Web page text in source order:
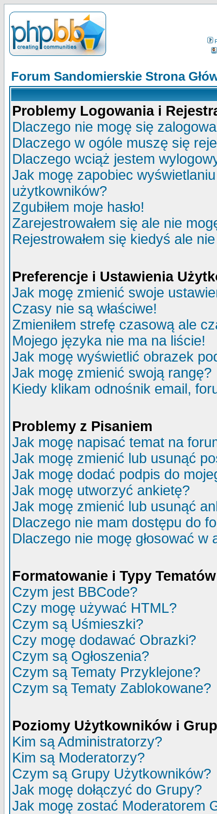
Forum Sandomierskie Strona
Problemy Logowania i
Dlaczego nie mogę się
Dlaczego w ogóle muszę się
Dlaczego wciąż jestem
Jak mogę zapobiec
użytkowników?
Zgubiłem moje hasło!
Zarejestrowałem się ale nie
Rejestrowałem się kiedyś ale
Preferencje i Ustawienia
Jak mogę zmienić swoje
Czasy nie są właściwe!
Zmieniłem strefę czasową ale
Mojego języka nie ma na liście!
Jak mogę wyświetlić obrazek
Jak mogę zmienić swoją rangę?
Kiedy klikam odnośnik email,
Problemy z Pisaniem
Jak mogę napisać temat na
Jak mogę zmienić lub usunąć
Jak mogę dodać podpis do
Jak mogę utworzyć ankietę?
Jak mogę zmienić lub usunąć
Dlaczego nie mam dostępu do
Dlaczego nie mogę głosować w
Formatowanie i Typy Tematów
Czym jest BBCode?
Czy mogę używać HTML?
Czym są Uśmieszki?
Czy mogę dodawać Obrazki?
Czym są Ogłoszenia?
Czym są Tematy Przyklejone?
Czym są Tematy Zablokowane?
Poziomy Użytkowników i
Kim są Administratorzy?
Kim są Moderatorzy?
Czym są Grupy Użytkowników?
Jak mogę dołączyć do Grupy?
Jak mogę zostać Moderatorem